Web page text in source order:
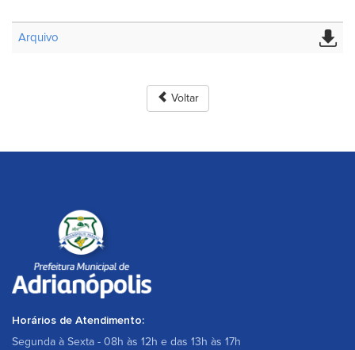
Arquivo
Voltar
Horários de Atendimento:
Segunda à Sexta - 08h às 12h e das 13h às 17h